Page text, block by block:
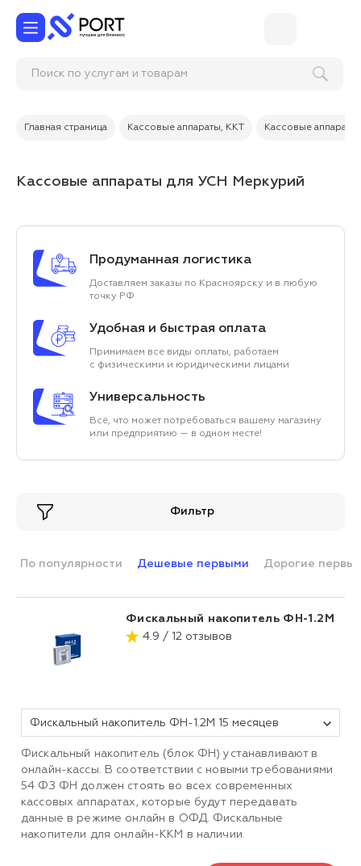
Поиск по услугам и товарам
Главная страница Кассовые аппараты, ККТ Кассовые
Кассовые аппараты для УСН Mеркурий
Продуманная логистика
Доставляем заказы по Красноярску и в любую
точку РФ
Удобная и быстрая оплата
Принимаем все виды оплаты, работаем
с физическими и юридическими лицами
Универсальность
Всё, что может потребоваться вашему магазину
или предприятию — в одном месте!
Фильтр
По популярности Дешевые первыми Дорогие
Фискальный накопитель ФН-1.2М
4.9 / 12 отзывов
Фискальный накопитель ФН-1.2М 15 месяцев
Фискальный накопитель (блок ФН) устанавливают в
онлайн-кассы. В соответствии с новыми требованиями
54 ФЗ ФН должен стоять во всех современных
кассовых аппаратах, которые будут передавать
данные в режиме онлайн в ОФД. Фискальные
накопители для онлайн-ККМ в наличии.